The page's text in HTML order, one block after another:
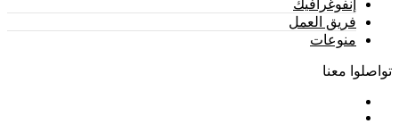
إنفوغرافيك
فريق العمل
منوعات
تواصلوا معنا